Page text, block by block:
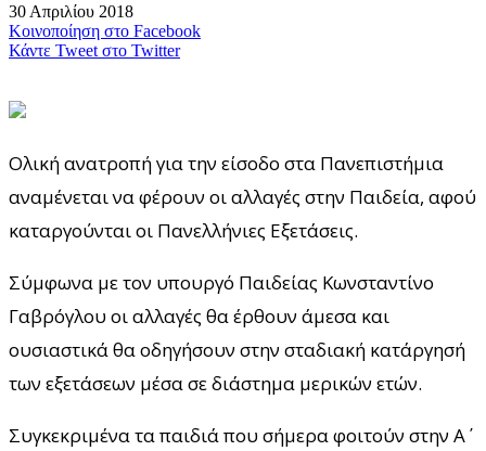
30 Απριλίου 2018
Κοινοποίηση στο Facebook
Κάντε Tweet στο Twitter
Ολική ανατροπή για την είσοδο στα Πανεπιστήμια
αναμένεται να φέρουν οι αλλαγές στην Παιδεία, αφού
καταργούνται οι Πανελλήνιες Εξετάσεις.
Σύμφωνα με τον υπουργό Παιδείας Κωνσταντίνο
Γαβρόγλου οι αλλαγές θα έρθουν άμεσα και
ουσιαστικά θα οδηγήσουν στην σταδιακή κατάργησή
των εξετάσεων μέσα σε διάστημα μερικών ετών.
Συγκεκριμένα τα παιδιά που σήμερα φοιτούν στην Α΄